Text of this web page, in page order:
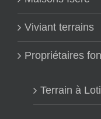
Viviant terrains
Propriétaires
Terrain à